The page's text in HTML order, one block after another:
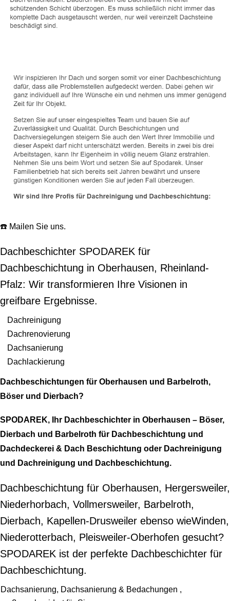
☎️ Mailen Sie uns.
Dachbeschichter SPODAREK für
Dachbeschichtung in Oberhausen, Rheinland-
Pfalz: Wir transformieren Ihre Visionen in
greifbare Ergebnisse.
Dachreinigung
Dachrenovierung
Dachsanierung
Dachlackierung
Dachbeschichtungen für Oberhausen und Barbelroth,
Böser und Dierbach?
SPODAREK, Ihr Dachbeschichter in Oberhausen – Böser,
Dierbach und Barbelroth für Dachbeschichtung und
Dachdeckerei & Dach Beschichtung oder Dachreinigung
und Dachreinigung und Dachbeschichtung.
Dachbeschichtung für Oberhausen, Hergersweiler,
Niederhorbach, Vollmersweiler, Barbelroth,
Dierbach, Kapellen-Drusweiler ebenso wieWinden,
Niederotterbach, Pleisweiler-Oberhofen gesucht?
SPODAREK ist der perfekte Dachbeschichter für
Dachbeschichtung.
Dachsanierung, Dachsanierung & Bedachungen ,